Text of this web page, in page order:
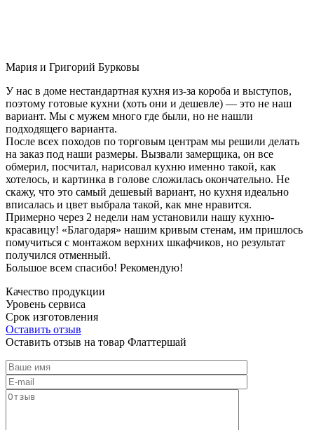
Мария и Григорий Бурковы
У нас в доме нестандартная кухня из-за короба и выступов,
поэтому готовые кухни (хоть они и дешевле) — это не наш
вариант. Мы с мужем много где были, но не нашли
подходящего варианта.
После всех походов по торговым центрам мы решили делать
на заказ под наши размеры. Вызвали замерщика, он все
обмерил, посчитал, нарисовал кухню именно такой, как
хотелось, и картинка в голове сложилась окончательно. Не
скажу, что это самый дешевый вариант, но кухня идеально
вписалась и цвет выбрала такой, как мне нравится.
Примерно через 2 недели нам установили нашу кухню-
красавицу! «Благодаря» нашим кривым стенам, им пришлось
помучиться с монтажом верхних шкафчиков, но результат
получился отменный.
Большое всем спасибо! Рекомендую!
Качество продукции
Уровень сервиса
Срок изготовления
Оставить отзыв
Оставить отзыв на товар Флаттершай